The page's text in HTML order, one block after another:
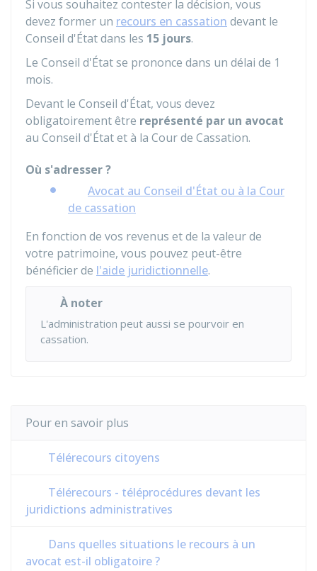
Si vous souhaitez contester la décision, vous
devez former un recours en cassation devant le
Conseil d'État dans les 15 jours.
Le Conseil d'État se prononce dans un délai de 1
mois.
Devant le Conseil d'État, vous devez
obligatoirement être représenté par un avocat
au Conseil d'État et à la Cour de Cassation.
Où s'adresser ?
Avocat au Conseil d'État ou à la Cour
de cassation
En fonction de vos revenus et de la valeur de
votre patrimoine, vous pouvez peut-être
bénéficier de l'aide juridictionnelle.
À noter
L'administration peut aussi se pourvoir en
cassation.
Pour en savoir plus
Télérecours citoyens
Télérecours - téléprocédures devant les
juridictions administratives
Dans quelles situations le recours à un
avocat est-il obligatoire ?